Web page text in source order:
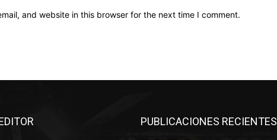
and website in this browser for the next time I comment.
PUBLICACIONES RECIENTES